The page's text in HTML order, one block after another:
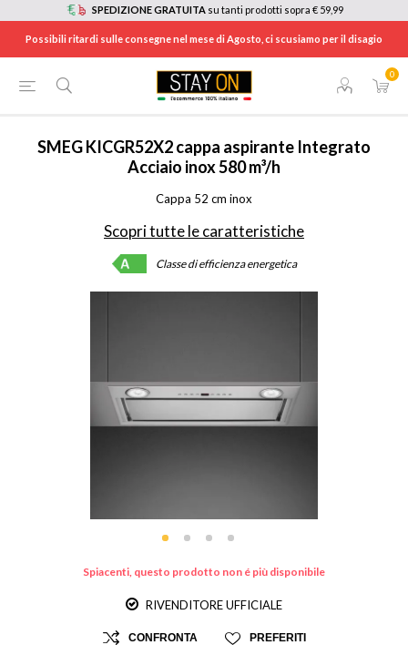
SPEDIZIONE GRATUITA su tanti prodotti sopra € 59,99
Possibili ritardi sulle consegne nel mese di Agosto, ci scusiamo per il disagio
0
ELETTRODOMESTICI / ELETTRODOMESTICI DA INCASSO
SMEGKICGR52X2 cappa aspirante Integrato
Acciaio inox 580 m³/h
Cappa 52 cm inox
Scopri tutte le caratteristiche
Classe di efficienza energetica
Spiacenti, questo prodotto non é più disponibile
RIVENDITORE UFFICIALE
CONFRONTA PREFERITI